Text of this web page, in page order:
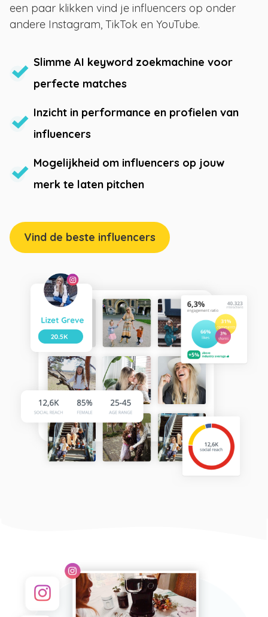
een paar klikken vind je influencers op onder
andere Instagram, TikTok en YouTube.
Slimme AI keyword zoekmachine voor
perfecte matches
Inzicht in performance en profielen van
influencers
Mogelijkheid om influencers op jouw
merk te laten pitchen
Vind de beste influencers